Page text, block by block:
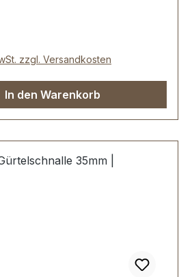
zzgl. Versandkosten
In den Warenkorb